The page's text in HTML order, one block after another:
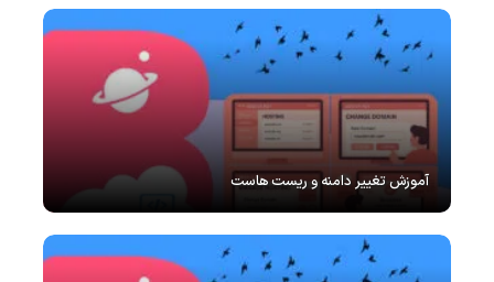
آموزش تغییر دامنه و ریست هاست